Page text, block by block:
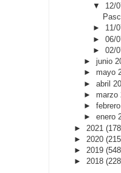
▼ 12/
► 11/
►06/
►02/
► junio
► mayo
► abril
► marzo
►
► enero
► 2021
► 2020
► 2019
► 2018